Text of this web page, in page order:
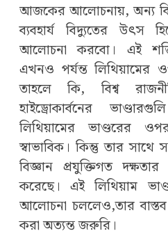
আজকের আলোচনায়, অন্য
ব্যবহার্য বিদ্যুতের উৎস
আলোচনা করবো। এই
এখনও পর্যন্ত লিথিয়ামের
তাহলে কি, বিশ্ব
হাইড্রোকার্বনের
লিথিয়ামের ভাণ্ডরের
স্বাভাবিক। কিন্তু তার সাথে
বিজ্ঞান প্রযুক্তিগত
করেছে। এই লিথিয়াম
আলোচনা চললেও,তার
করা অত্যন্ত জরুরি।